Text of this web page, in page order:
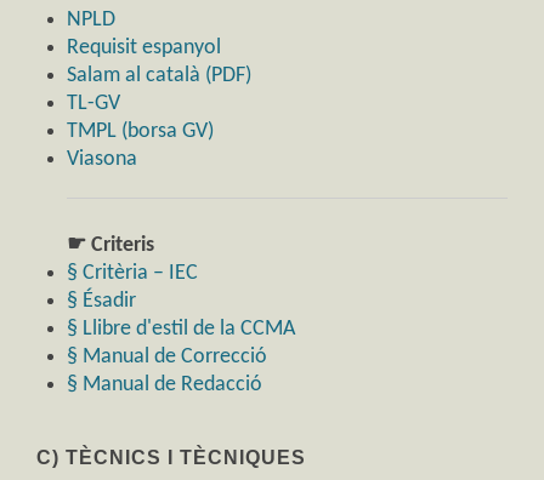
NPLD
Requisit espanyol
Salam al català (PDF)
TL-GV
TMPL (borsa GV)
Viasona
☛ Criteris
§ Critèria – IEC
§ Ésadir
§ Llibre d'estil de la CCMA
§ Manual de Correcció
§ Manual de Redacció
C) TÈCNICS I TÈCNIQUES